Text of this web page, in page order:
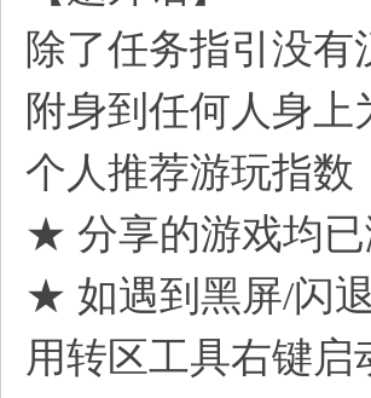
除了任务指引没
附身到任何人身
个人推荐游玩指
★ 分享的游戏均
★ 如遇到黑屏/闪
用转区工具右键启